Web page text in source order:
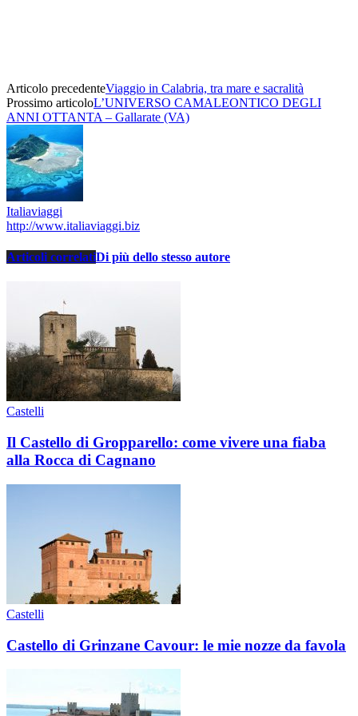
Articolo precedenteViaggio in Calabria, tra mare e sacralità
Prossimo articoloL’UNIVERSO CAMALEONTICO DEGLI
ANNI OTTANTA – Gallarate (VA)
Italiaviaggi
http://www.italiaviaggi.biz
Articoli correlatiDi più dello stesso autore
Castelli
Il Castello di Gropparello: come vivere una fiaba
alla Rocca di Cagnano
Castelli
Castello di Grinzane Cavour: le mie nozze da favola